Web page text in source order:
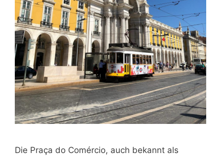
Die Praça do Comércio, auch bekannt als